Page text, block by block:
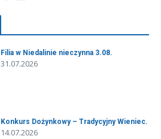
Filia w Niedalinie nieczynna 3.08.
31.07.2026
Konkurs Dożynkowy – Tradycyjny Wieniec.
14.07.2026